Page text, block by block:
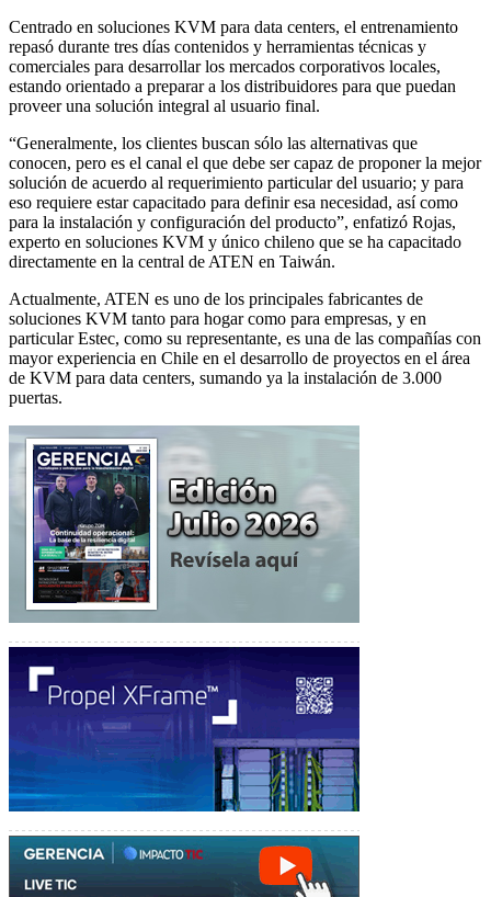
Centrado en soluciones KVM para data centers, el entrenamiento
repasó durante tres días contenidos y herramientas técnicas y
comerciales para desarrollar los mercados corporativos locales,
estando orientado a preparar a los distribuidores para que puedan
proveer una solución integral al usuario final.
“Generalmente, los clientes buscan sólo las alternativas que
conocen, pero es el canal el que debe ser capaz de proponer la mejor
solución de acuerdo al requerimiento particular del usuario; y para
eso requiere estar capacitado para definir esa necesidad, así como
para la instalación y configuración del producto”, enfatizó Rojas,
experto en soluciones KVM y único chileno que se ha capacitado
directamente en la central de ATEN en Taiwán.
Actualmente, ATEN es uno de los principales fabricantes de
soluciones KVM tanto para hogar como para empresas, y en
particular Estec, como su representante, es una de las compañías con
mayor experiencia en Chile en el desarrollo de proyectos en el área
de KVM para data centers, sumando ya la instalación de 3.000
puertas.